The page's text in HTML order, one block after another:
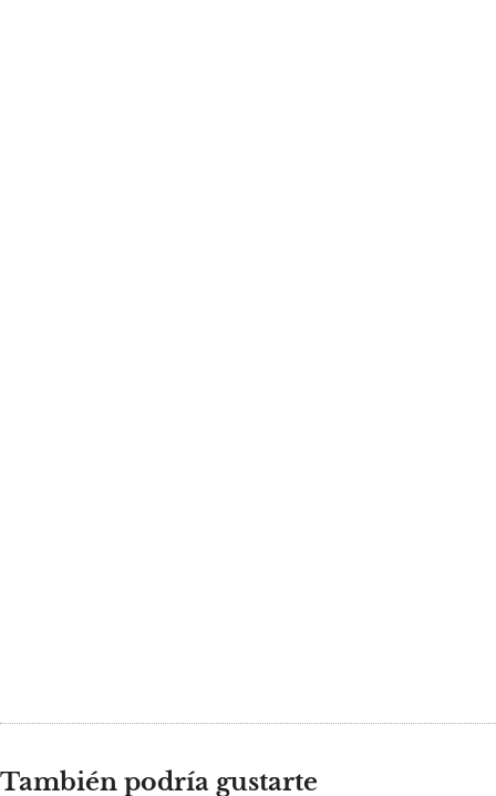
También podría gustarte